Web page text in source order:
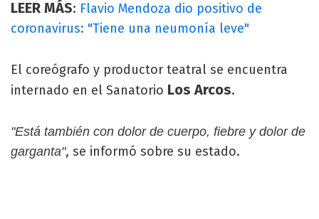
LEER MÁS: Flavio Mendoza dio positivo de
coronavirus: "Tiene una neumonía leve"
El coreógrafo y productor teatral se encuentra
internado en el Sanatorio Los Arcos.
"Está también con dolor de cuerpo, fiebre y dolor de
garganta", se informó sobre su estado.